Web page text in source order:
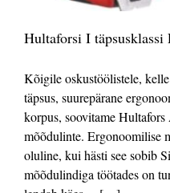
Hultaforsi I täpsusklassi
Kõigile oskustöölistele,
täpsus, suurepärane
korpus, soovitame
mõõdulinte. Ergonoomilise
oluline, kui hästi see sobib
mõõdulindiga töötades on